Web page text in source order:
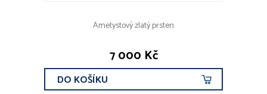
Ametystový zlatý prsten
7 000 Kč
DO KOŠÍKU